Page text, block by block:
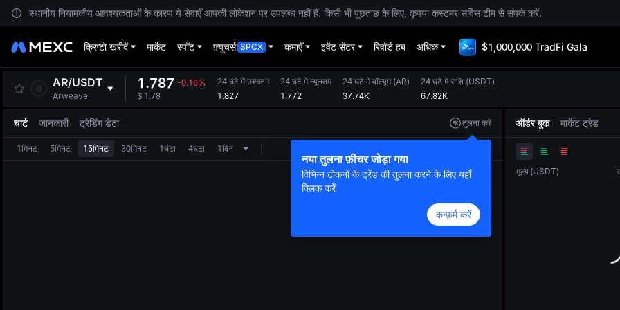
स्थानीय नियामकीय आवश्यकताओं के कारण ये सेवाएँ आपकी लोकेशन पर उपलब्ध नहीं हैं. किसी भी पूछताछ के लिए, कृपया कस्टमर सर्विस टीम से संपर्क करें.
क्रिप्टो खरीदें मार्केट स्पॉट फ़्यूचर्स SPCX कमाएँ इवेंट सेंटर रिवॉर्ड हब अधिक $1,000,000 TradFi Gala
AR/USDT
Arweave
1.787 -0.16%
$ 1.78
24 घंटे में उच्चतम
1.827
24 घंटे में न्यूनतम
1.772
24 घंटे में वॉल्यूम(AR)
37.74K
24 घंटे में राशि (USDT)
67.82K
चार्ट जानकारी ट्रेडिंग डेटा तुलना करें
नया तुलना फ़ीचर जोड़ा गया
विभिन्न टोकनों के ट्रेंड की तुलना करने के लिए यहाँ
क्लिक करें
कन्फ़र्म करें
1मिनट 5मिनट 15मिनट 30मिनट 1घंटा 4घंटा 1दिन
ऑर्डर बुक मार्केट ट्रेड
मूल्य (USDT)